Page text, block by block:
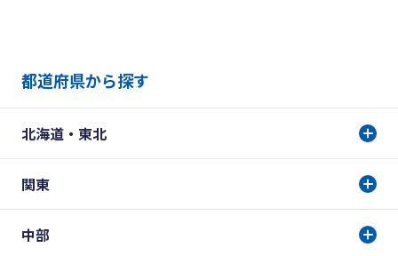
都道府県から探す
北海道・東北
関東
中部